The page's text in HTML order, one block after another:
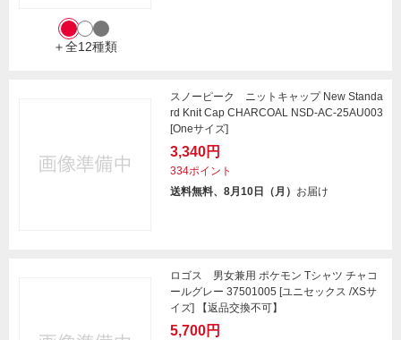
＋全12種類
スノーピーク ニットキャップ New Standa
rd Knit Cap CHARCOAL NSD-AC-25AU003
[Oneサイズ]
3,340円
334ポイント
送料無料、8月10日（月） お届け
ロゴス 男女兼用 ポケモン Tシャツ チャコ
ールグレー 37501005 [ユニセックス /XSサ
イズ] 【返品交換不可】
5,700円